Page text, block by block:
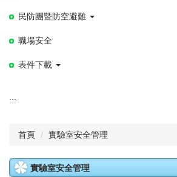
民防團暨防空避難
職場安全
表件下載
:::
首頁 實驗室安全管理
實驗室安全管理